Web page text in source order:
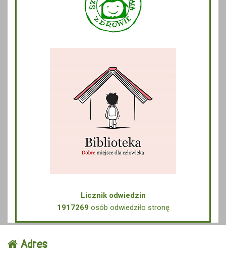
Licznik odwiedzin
1917269 osób odwiedziło stronę
Adres